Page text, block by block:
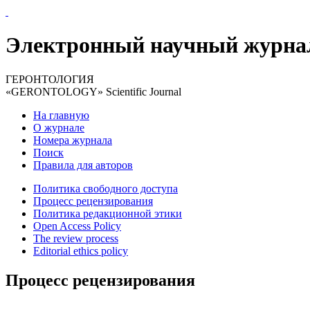
Электронный научный
ГЕРОНТОЛОГИЯ
«GERONTOLOGY» Scientific Journal
На главную
О журнале
Номера журнала
Поиск
Правила для авторов
Политика свободного доступа
Процесс рецензирования
Политика редакционной этики
Open Access Policy
The review process
Editorial ethics policy
Процесс рецензирования